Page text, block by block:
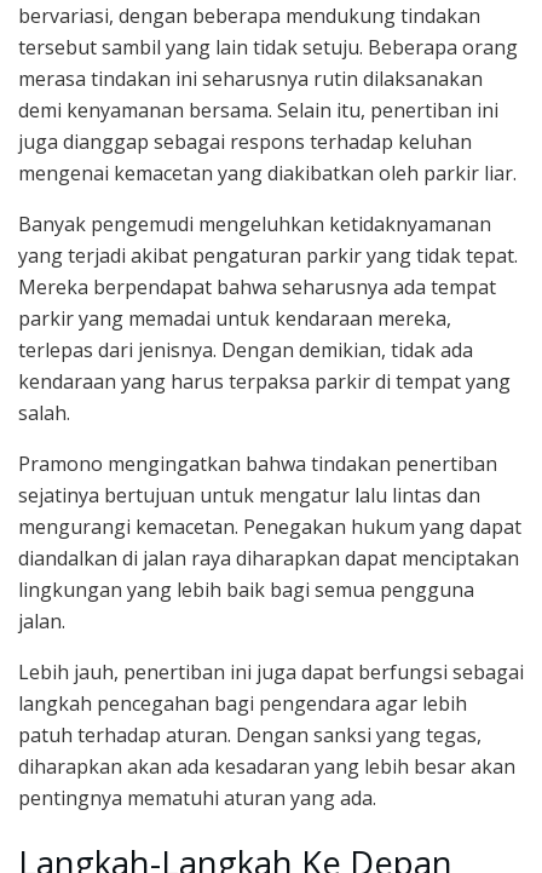
bervariasi, dengan beberapa mendukung tindakan
tersebut sambil yang lain tidak setuju. Beberapa orang
merasa tindakan ini seharusnya rutin dilaksanakan
demi kenyamanan bersama. Selain itu, penertiban ini
juga dianggap sebagai respons terhadap keluhan
mengenai kemacetan yang diakibatkan oleh parkir liar.
Banyak pengemudi mengeluhkan ketidaknyamanan
yang terjadi akibat pengaturan parkir yang tidak tepat.
Mereka berpendapat bahwa seharusnya ada tempat
parkir yang memadai untuk kendaraan mereka,
terlepas dari jenisnya. Dengan demikian, tidak ada
kendaraan yang harus terpaksa parkir di tempat yang
salah.
Pramono mengingatkan bahwa tindakan penertiban
sejatinya bertujuan untuk mengatur lalu lintas dan
mengurangi kemacetan. Penegakan hukum yang dapat
diandalkan di jalan raya diharapkan dapat menciptakan
lingkungan yang lebih baik bagi semua pengguna
jalan.
Lebih jauh, penertiban ini juga dapat berfungsi sebagai
langkah pencegahan bagi pengendara agar lebih
patuh terhadap aturan. Dengan sanksi yang tegas,
diharapkan akan ada kesadaran yang lebih besar akan
pentingnya mematuhi aturan yang ada.
Langkah-Langkah Ke Depan